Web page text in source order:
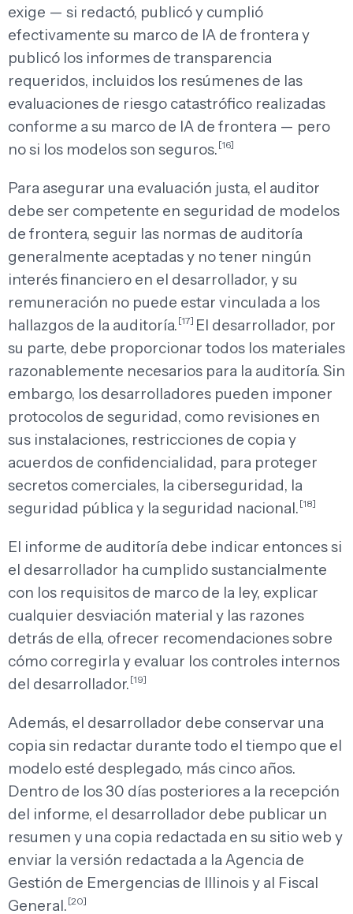
exige — si redactó, publicó y cumplió
efectivamente su marco de IA de frontera y
publicó los informes de transparencia
requeridos, incluidos los resúmenes de las
evaluaciones de riesgo catastrófico realizadas
conforme a su marco de IA de frontera — pero
no si los modelos son seguros. [16]
Para asegurar una evaluación justa, el auditor
debe ser competente en seguridad de modelos
de frontera, seguir las normas de auditoría
generalmente aceptadas y no tener ningún
interés financiero en el desarrollador, y su
remuneración no puede estar vinculada a los
hallazgos de la auditoría. [17] El desarrollador, por
su parte, debe proporcionar todos los materiales
razonablemente necesarios para la auditoría. Sin
embargo, los desarrolladores pueden imponer
protocolos de seguridad, como revisiones en
sus instalaciones, restricciones de copia y
acuerdos de confidencialidad, para proteger
secretos comerciales, la ciberseguridad, la
seguridad pública y la seguridad nacional. [18]
El informe de auditoría debe indicar entonces si
el desarrollador ha cumplido sustancialmente
con los requisitos de marco de la ley, explicar
cualquier desviación material y las razones
detrás de ella, ofrecer recomendaciones sobre
cómo corregirla y evaluar los controles internos
del desarrollador. [19]
Además, el desarrollador debe conservar una
copia sin redactar durante todo el tiempo que el
modelo esté desplegado, más cinco años.
Dentro de los 30 días posteriores a la recepción
del informe, el desarrollador debe publicar un
resumen y una copia redactada en su sitio web y
enviar la versión redactada a la Agencia de
Gestión de Emergencias de Illinois y al Fiscal
General. [20]